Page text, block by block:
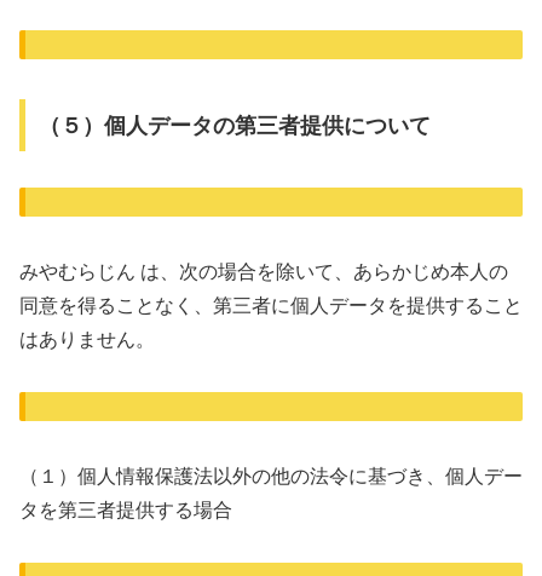
（５）個人データの第三者提供について
みやむらじん は、次の場合を除いて、あらかじめ本人の
同意を得ることなく、第三者に個人データを提供すること
はありません。
（１）個人情報保護法以外の他の法令に基づき、個人デー
タを第三者提供する場合